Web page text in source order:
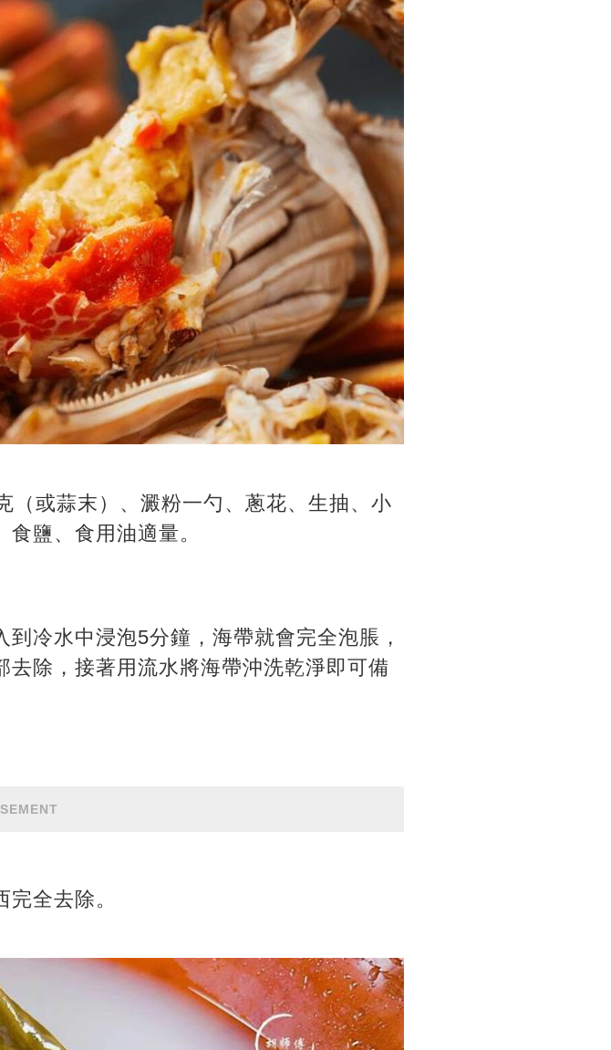
（或蒜末）、澱粉一勺、蔥花、生抽、小
鹽、食用油適量。
冷水中浸泡5分鐘，海帶就會完全泡脹，
除，接著用流水將海帶沖洗乾淨即可備
全去除。